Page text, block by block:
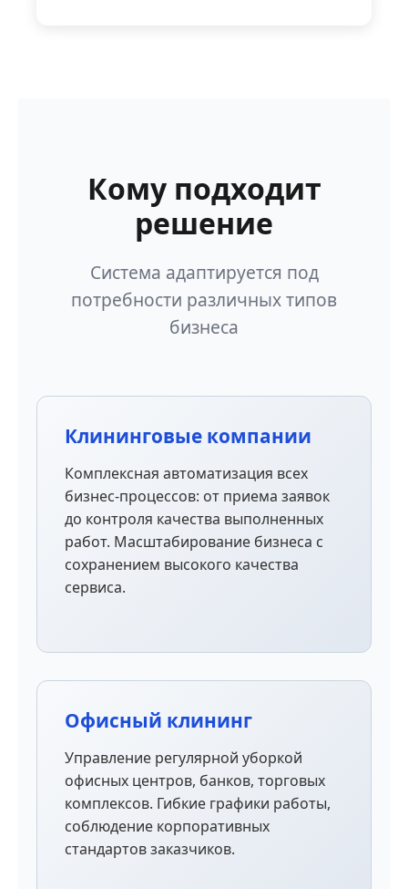
Кому подходит
решение
Система адаптируется под
потребности различных типов
бизнеса
Клининговые компании
Комплексная автоматизация всех
бизнес-процессов: от приема заявок
до контроля качества выполненных
работ. Масштабирование бизнеса с
сохранением высокого качества
сервиса.
Офисный клининг
Управление регулярной уборкой
офисных центров, банков, торговых
комплексов. Гибкие графики работы,
соблюдение корпоративных
стандартов заказчиков.